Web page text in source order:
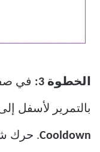
الخطوة 3: في
بالتمرير لأسفل
Cooldown. حرك